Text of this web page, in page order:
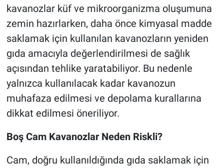
kavanozlar küf ve mikroorganizma oluşumuna
zemin hazırlarken, daha önce kimyasal madde
saklamak için kullanılan kavanozların yeniden
gıda amacıyla değerlendirilmesi de sağlık
açısından tehlike yaratabiliyor. Bu nedenle
yalnızca kullanılacak kadar kavanozun
muhafaza edilmesi ve depolama kurallarına
dikkat edilmesi öneriliyor.
Boş Cam Kavanozlar Neden Riskli?
Cam, doğru kullanıldığında gıda saklamak için